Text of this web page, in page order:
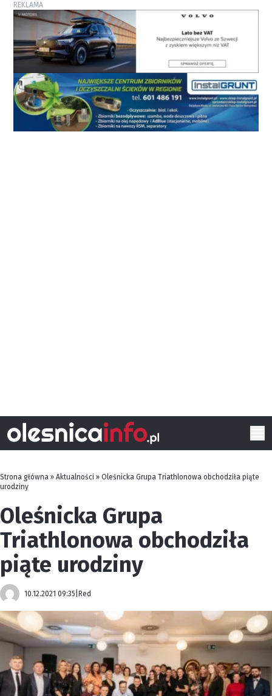
REKLAMA
Strona główna » Aktualności » Oleśnicka Grupa Triathlonowa obchodziła piąte
urodziny
Oleśnicka Grupa
Triathlonowa obchodziła
piąte urodziny
10.12.2021 09:35 Red